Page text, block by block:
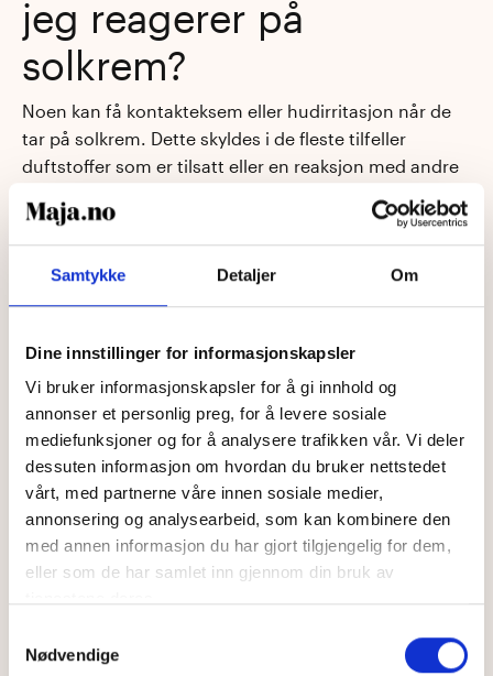
Samtykke Detaljer Om
Dine innstillinger for informasjonskapsler
Vi bruker informasjonskapsler for å gi innhold og
annonser et personlig preg, for å levere sosiale
mediefunksjoner og for å analysere trafikken vår. Vi deler
dessuten informasjon om hvordan du bruker nettstedet
vårt, med partnerne våre innen sosiale medier,
annonsering og analysearbeid, som kan kombinere den
med annen informasjon du har gjort tilgjengelig for dem,
eller som de har samlet inn gjennom din bruk av
Nødvendige
jeg reagerer på
solkrem?
Noen kan få kontakteksem eller hudirritasjon når de
tar på solkrem. Dette skyldes i de fleste tilfeller
duftstoffer som er tilsatt eller en reaksjon med andre
med minimum faktor 15 i kombinasjon med å beskytte
deg bak klær og i skygge. Dette gjelder både barn og
11. Er det dumt å bruke
solkrem i kombinasjon
med sminke?
Når du skal bruke solkrem i kombinasjon med sminke
er det viktig å bruke en høyere faktor (holder lengre
solkremen tørke på huden før du påfører sminken.
Solkremen skal påføres som siste steg i